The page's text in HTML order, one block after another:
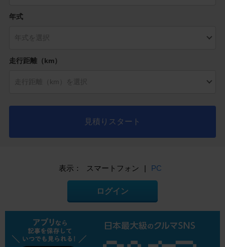
年式
走行距離（km）
見積りスタート
表示： スマートフォン | PC
ログイン